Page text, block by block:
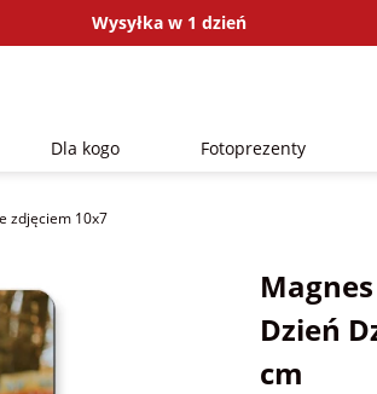
Wysyłka w 1 dzień
Dla kogo Fotoprezenty
zdjęciem 10x7
Dzień
cm